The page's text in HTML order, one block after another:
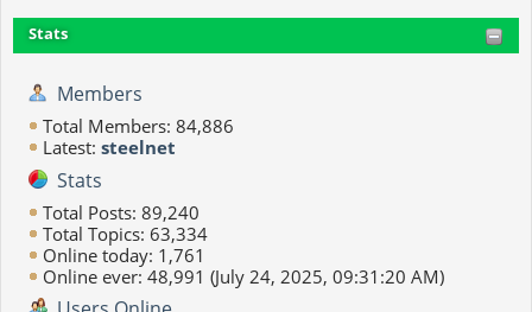
Stats
Members
Total Members: 84,886
Latest: steelnet
Stats
Total Posts: 89,240
Total Topics: 63,334
Online today: 1,761
Online ever: 48,991 (July 24, 2025, 09:31:20 AM)